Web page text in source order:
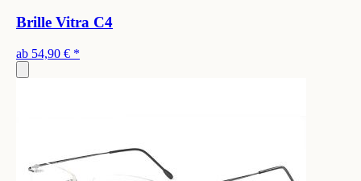
Brille Vitra C4
ab 54,90 € *